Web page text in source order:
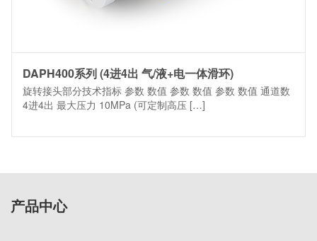
DAPH400系列 (4进4出 气/液+电一体滑环)
旋转接头部分技术指标 参数 数值 参数 数值 参数 数值 通道数
4进4出 最大压力 10MPa (可定制高压 […]
产品中心